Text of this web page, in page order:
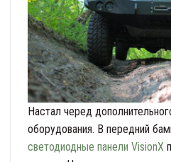
Настал черед
оборудования. В передний
светодиодные панели VisionX